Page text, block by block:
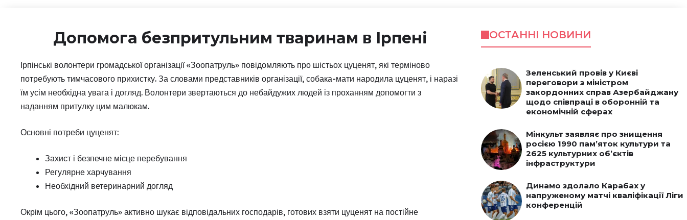
Допомога безпритульним тваринам в Ірпені
Ірпінські волонтери громадської організації «Зоопатруль» повідомляють про шістьох цуценят, які терміново
потребують тимчасового прихистку. За словами представників організації, собака-мати народила цуценят, і наразі
їм усім необхідна увага і догляд. Волонтери звертаються до небайдужих людей із проханням допомогти з
наданням притулку цим малюкам.
Основні потреби цуценят:
Захист і безпечне місце перебування
Регулярне харчування
Необхідний ветеринарний догляд
Окрім цього, «Зоопатруль» активно шукає відповідальних господарів, готових взяти цуценят на постійне
ОСТАННІ НОВИНИ
Зеленський провів у Києві
переговори з міністром
закордонних справ Азербайджану
щодо співпраці в оборонній та
економічній сферах
Мінкульт заявляє про знищення
росією 1990 пам’яток культури та
2625 культурних об’єктів
інфраструктури
Динамо здолало Карабах у
напруженому матчі кваліфікації Ліги
конференцій